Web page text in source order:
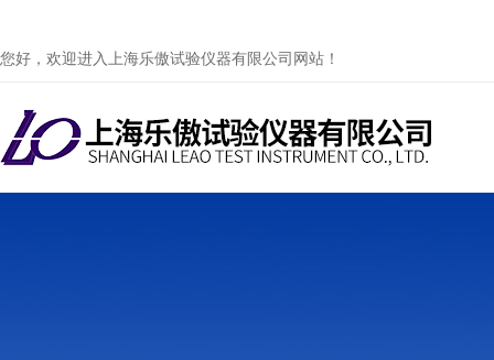
您好，欢迎进入上海乐傲试验仪器有限公司网站！